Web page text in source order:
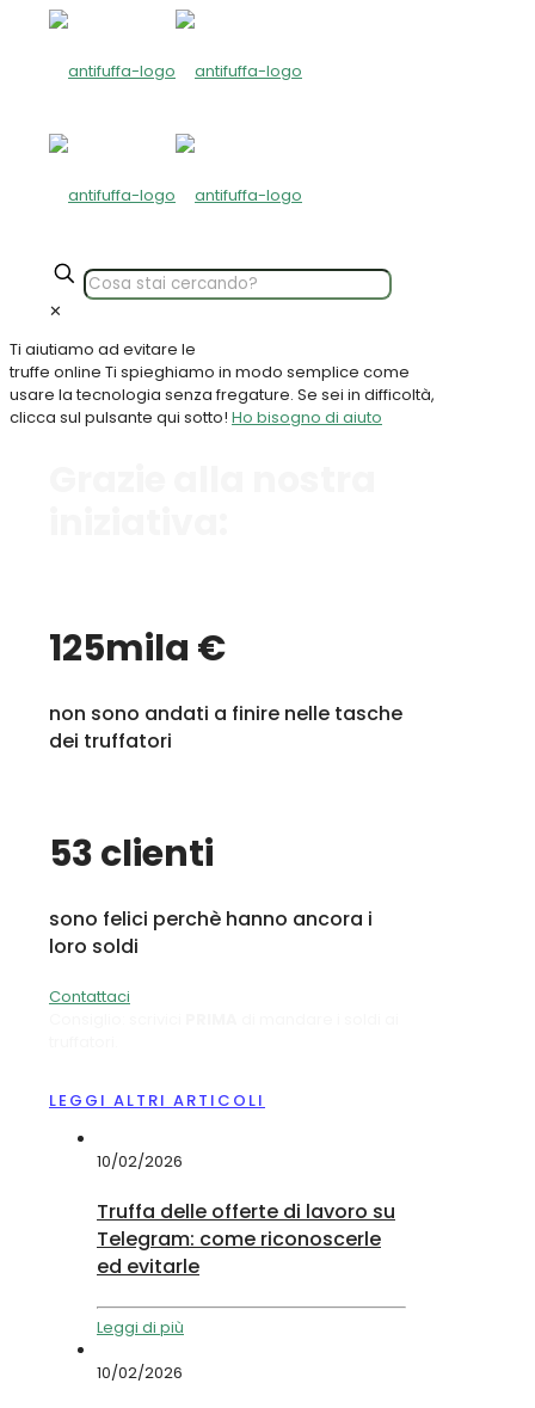
✕
Ti aiutiamo ad evitare le
truffe online Ti spieghiamo in modo semplice come
usare la tecnologia senza fregature. Se sei in difficoltà,
clicca sul pulsante qui sotto! Ho bisogno di aiuto
125mila €
non sono andati a finire nelle tasche
dei truffatori
53clienti
sono felici perchè hanno ancora i
loro soldi
Contattaci
LEGGI ALTRI ARTICOLI
10/02/2026
Truffa delle offerte di lavoro su
Telegram: come riconoscerle
ed evitarle
Leggi di più
10/02/2026